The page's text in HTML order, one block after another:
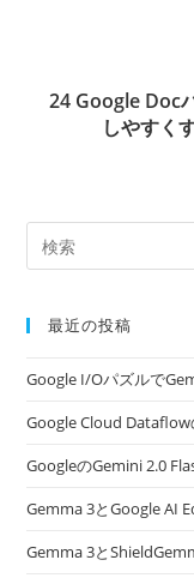
24 Google Doc
しやすく
最近の投稿
Google I/Oパズルで
Google Cloud
GoogleのGemini 2.0
Gemma 3とGoogle AI
Gemma 3と